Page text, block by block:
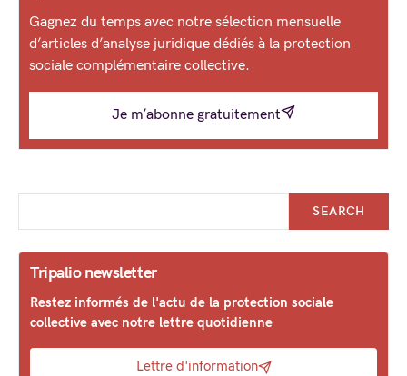
Gagnez du temps avec notre sélection mensuelle
d’articles d’analyse juridique dédiés à la protection
sociale complémentaire collective.
Je m’abonne gratuitement
SEARCH
Tripalio newsletter
Restez informés de l'actu de la protection sociale
collective avec notre lettre quotidienne
Lettre d'information